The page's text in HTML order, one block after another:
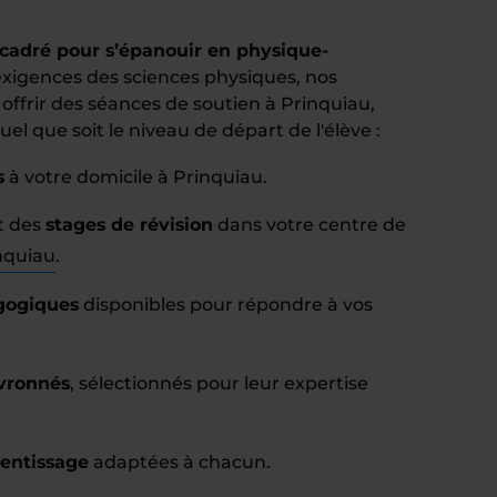
pour s’épanouir en physique-
des sciences physiques, nos
des séances de soutien à Prinquiau,
que soit le niveau de départ de l'élève :
à votre domicile à Prinquiau.
des stages de révision dans votre centre de
.
disponibles pour répondre à vos
, sélectionnés pour leur expertise
adaptées à chacun.